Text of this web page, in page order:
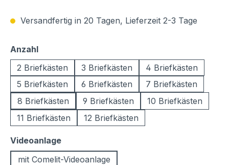
Versandfertig in 20 Tagen, Lieferzeit 2-3 Tage
Anzahlauswählen
2 Briefkästen
3 Briefkästen
4 Briefkästen
5 Briefkästen
6 Briefkästen
7 Briefkästen
8 Briefkästen
9 Briefkästen
10 Briefkästen
11 Briefkästen
12 Briefkästen
Videoanlageauswählen
mit Comelit-Videoanlage